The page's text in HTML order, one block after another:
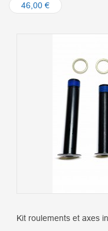
46,00 €
Kit roulements et axes